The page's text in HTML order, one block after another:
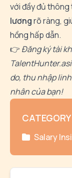
với đầy đủ thông
lươngrõ ràng,
hồng hấp dẫn.
👉 Đăng ký tài
do, thu nhập
nhân của bạn!
CATEGORY
Salary